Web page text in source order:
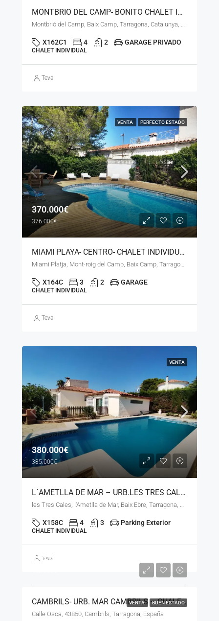
MONTBRIO DEL CAMP- BONITO CHALET INDEPENDIENTE- LS- 180626
X162C1 4 2 GARAGE PRIVADO
CHALET INDIVIDUAL
Teval
VENTA PERFECTO ESTADO
370.000€
376.000€
MIAMI PLAYA- CENTRO- CHALET INDIVIDUAL CON LICENCIA TURÍSTICA – LN – 270226
Miami Platja, Mont-roig del Camp, Baix Camp, Tarragona, Catalunya, 43300, España
X164C 3 2 GARAGE
CHALET INDIVIDUAL
Teval
VENTA
380.000€
385.000€
L´AMETLLA DE MAR – URB.LES TRES CALES- CHALET INDEPENDIENTE- LN-21825
X158C 4 3 Parking Exterior
CHALET INDIVIDUAL
Teval
VENTA BUEN ESTADO
430.000€
CAMBRILS- URB. MAR CAMBRILS – CHALET INDIVIDUAL-LN-30425
Calle Osca, 43850, Cambrils, Tarragona, España